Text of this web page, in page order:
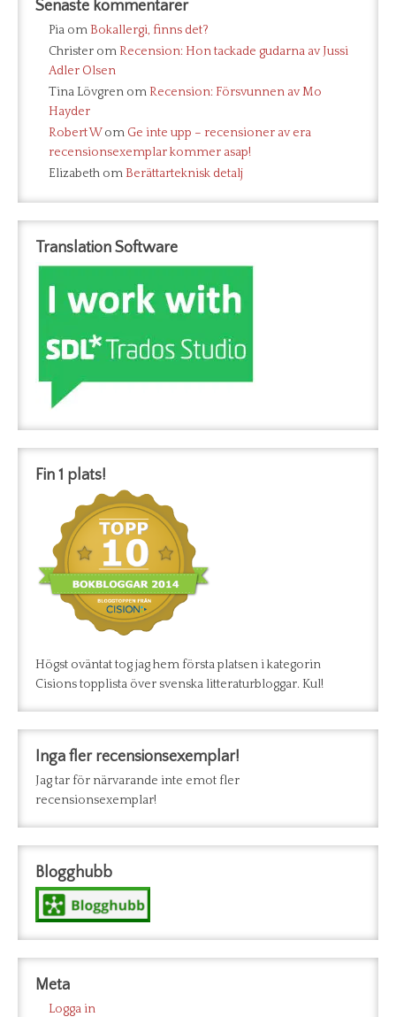
Senaste kommentarer
Pia om Bokallergi, finns det?
Christer om Recension: Hon tackade gudarna av Jussi
Adler Olsen
Tina Lövgren om Recension: Försvunnen av Mo
Hayder
Robert Wom Ge inte upp – recensioner av era
recensionsexemplar kommer asap!
Elizabeth om Berättarteknisk detalj
Translation Software
Fin 1 plats!
Högst oväntat tog jag hem första platsen i kategorin
Cisions topplista över svenska litteraturbloggar. Kul!
Inga fler recensionsexemplar!
Jag tar för närvarande inte emot fler
recensionsexemplar!
Blogghubb
Meta
Logga in